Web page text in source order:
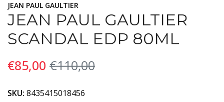
JEAN PAUL GAULTIER
JEAN PAUL GAULTIER
SCANDAL EDP 80ML
€85,00 €110,00
SKU: 8435415018456